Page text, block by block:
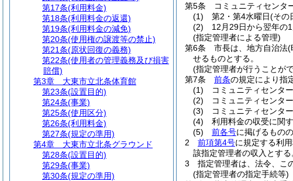
第5条
コミュニティセンタ
(1)
第2・第4水曜日(その
(2)
12月29日から翌年の
(指定管理者による管理)
第6条
市長は、地方自治法(
せるものとする。
(指定管理者が行うことが
第7条
前条の規定により指
(1)
コミュニティセンタ
(2)
コミュニティセンタ
(3)
コミュニティセンタ
(4)
利用料金の収受に関
(5)
前各号に掲げるもの
2
前項第4号に規定する利用
該指定管理者の収入とする
3
指定管理者は、法令、こ
(指定管理者の指定手続等)
第17条(利用料金)
第18条(利用料金の返還)
第19条(利用料金の減免)
第20条(使用権の譲渡等の禁止)
第21条(原状回復の義務)
第22条(使用者の管理義務及び損害
賠償)
第3章
大東市立北条体育館
第23条(設置目的)
第24条(事業)
第25条(使用区分)
第26条(利用料金)
第27条(規定の準用)
第4章
大東市立北条グラウンド
第28条(設置目的)
第29条(事業)
第30条(規定の準用)